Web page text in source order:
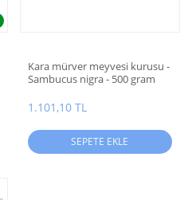
Kara mürver meyvesi kurusu -
Sambucus nigra - 500 gram
1.101,10 TL
SEPETE EKLE